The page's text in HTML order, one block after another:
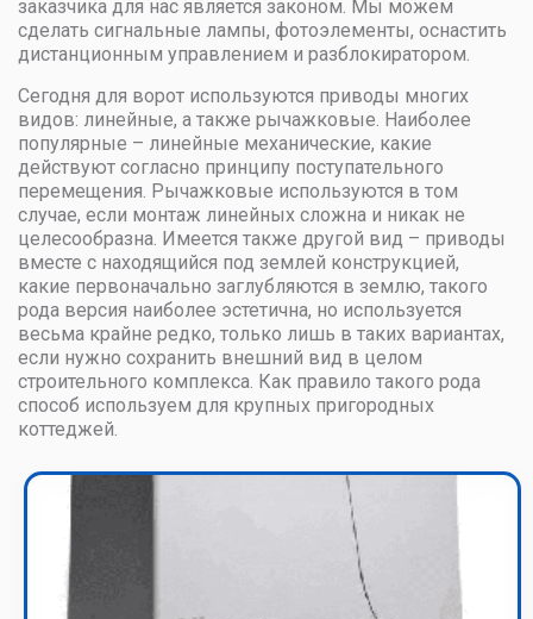
заказчика для нас является законом. Мы можем
сделать сигнальные лампы, фотоэлементы, оснастить
дистанционным управлением и разблокиратором.
Сегодня для ворот используются приводы многих
видов: линейные, а также рычажковые. Наиболее
популярные – линейные механические, какие
действуют согласно принципу поступательного
перемещения. Рычажковые используются в том
случае, если монтаж линейных сложна и никак не
целесообразна. Имеется также другой вид – приводы
вместе с находящийся под землей конструкцией,
какие первоначально заглубляются в землю, такого
рода версия наиболее эстетична, но используется
весьма крайне редко, только лишь в таких вариантах,
если нужно сохранить внешний вид в целом
строительного комплекса. Как правило такого рода
способ используем для крупных пригородных
коттеджей.